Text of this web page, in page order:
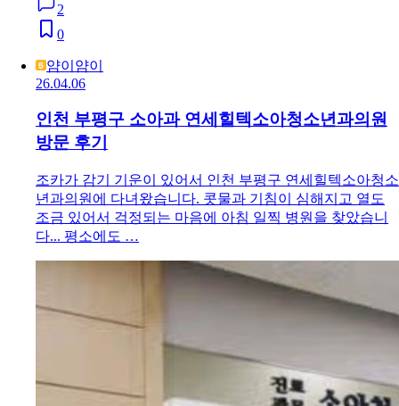
2
0
얌이얌이
26.04.06
인천 부평구 소아과 연세힐텍소아청소년과의원
방문 후기
조카가 감기 기운이 있어서 인천 부평구 연세힐텍소아청소
년과의원에 다녀왔습니다. 콧물과 기침이 심해지고 열도
조금 있어서 걱정되는 마음에 아침 일찍 병원을 찾았습니
다... 평소에도 …